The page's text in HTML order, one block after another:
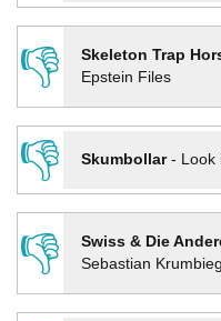
👎
Skeleton Trap
Epstein Files
👎
Skumbollar- Look
👎
Swiss & Die
Sebastian